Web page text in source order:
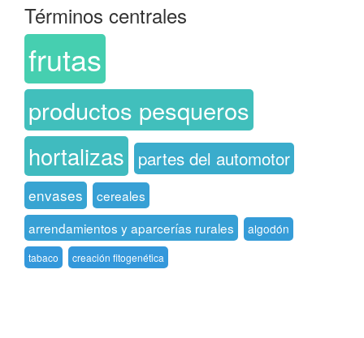
Términos centrales
frutas
productos pesqueros
hortalizas partes del automotor
envases
cereales
arrendamientos y aparcerías rurales
algodón
tabaco creación fitogenética